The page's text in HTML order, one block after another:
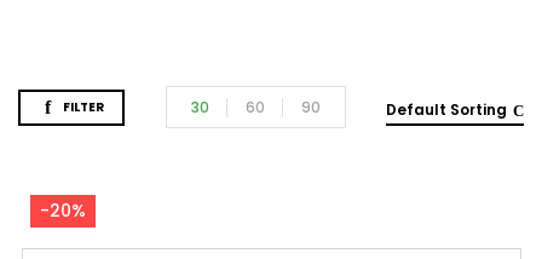
FILTER Default Sorting
30 60 90
-20%